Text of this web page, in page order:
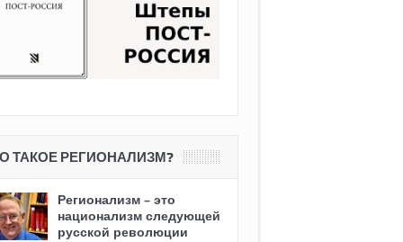
ТАКОЕ РЕГИОНАЛИЗМ?
Регионализм – это
национализм следующей
русской революции